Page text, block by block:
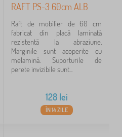
RAFT PS-3 60cm ALB
Raft de mobilier de 60 cm
fabricat din placă laminată
rezistentă la abraziune.
Marginile sunt acoperite cu
melamină. Suporturile de
perete invizibile sunt...
128lei
ÎN 14 ZILE